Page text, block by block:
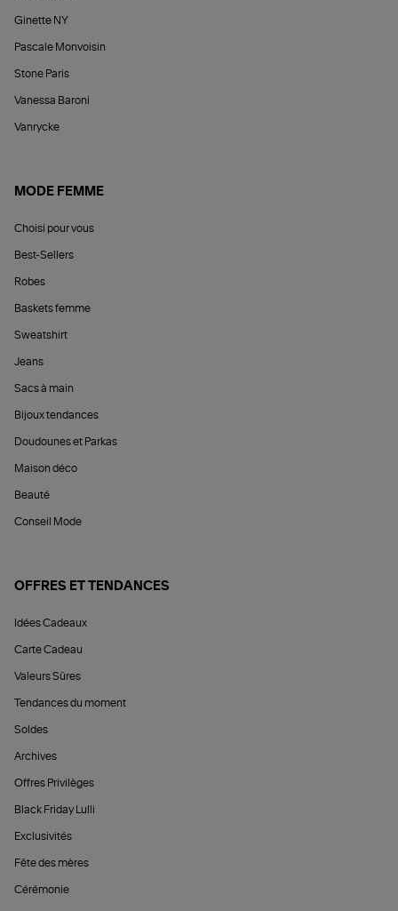
Ginette NY
Pascale Monvoisin
Stone Paris
Vanessa Baroni
Vanrycke
MODE FEMME
Choisi pour vous
Best-Sellers
Robes
Baskets femme
Sweatshirt
Jeans
Sacs à main
Bijoux tendances
Doudounes et Parkas
Maison déco
Beauté
Conseil Mode
OFFRES ET TENDANCES
Idées Cadeaux
Carte Cadeau
Valeurs Sûres
Tendances du moment
Soldes
Archives
Offres Privilèges
Black Friday Lulli
Exclusivités
Fête des mères
Cérémonie